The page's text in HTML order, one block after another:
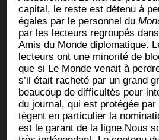
capi­tal, le reste est déte­nu à
égales par le per­son­nel du
par les lec­teurs regrou­pés
Amis du Monde diplo­ma­tique.
lec­teurs ont une mino­ri­té de
que si Le Monde venait à
s’il était rache­té par un grand
beau­coup de dif­fi­cul­tés pour
du jour­nal, qui est pro­té­gée
tègent en par­ti­cu­lier la
est le garant de la ligne.Nous